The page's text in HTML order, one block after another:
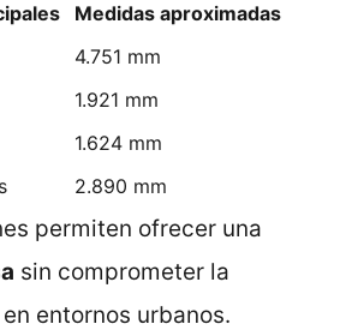
Medidas aproximadas
4.751 mm
1.921 mm
1.624 mm
2.890 mm
permiten ofrecer una
sin comprometer la
entornos urbanos.